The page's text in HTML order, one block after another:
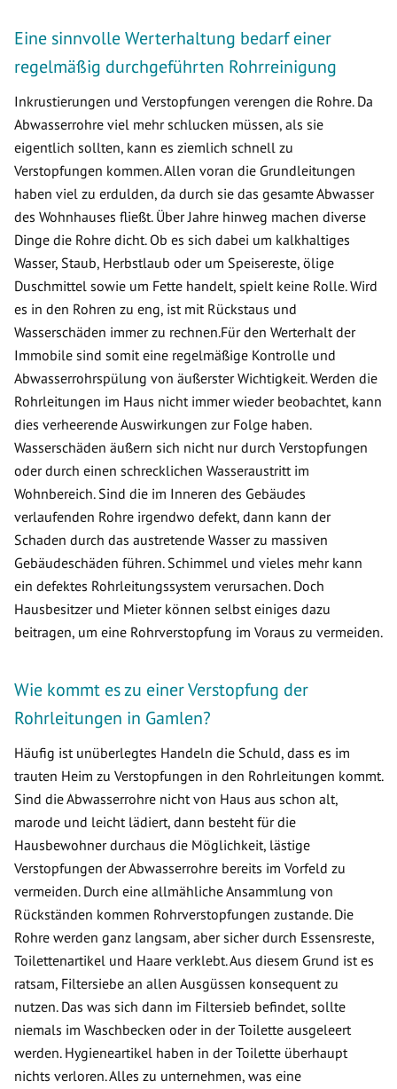
Eine sinnvolle Werterhaltung bedarf einer
regelmäßig durchgeführten Rohrreinigung
Inkrustierungen und Verstopfungen verengen die Rohre. Da
Abwasserrohre viel mehr schlucken müssen, als sie
eigentlich sollten, kann es ziemlich schnell zu
Verstopfungen kommen. Allen voran die Grundleitungen
haben viel zu erdulden, da durch sie das gesamte Abwasser
des Wohnhauses fließt. Über Jahre hinweg machen diverse
Dinge die Rohre dicht. Ob es sich dabei um kalkhaltiges
Wasser, Staub, Herbstlaub oder um Speisereste, ölige
Duschmittel sowie um Fette handelt, spielt keine Rolle. Wird
es in den Rohren zu eng, ist mit Rückstaus und
Wasserschäden immer zu rechnen.Für den Werterhalt der
Immobile sind somit eine regelmäßige Kontrolle und
Abwasserrohrspülung von äußerster Wichtigkeit. Werden die
Rohrleitungen im Haus nicht immer wieder beobachtet, kann
dies verheerende Auswirkungen zur Folge haben.
Wasserschäden äußern sich nicht nur durch Verstopfungen
oder durch einen schrecklichen Wasseraustritt im
Wohnbereich. Sind die im Inneren des Gebäudes
verlaufenden Rohre irgendwo defekt, dann kann der
Schaden durch das austretende Wasser zu massiven
Gebäudeschäden führen. Schimmel und vieles mehr kann
ein defektes Rohrleitungssystem verursachen. Doch
Hausbesitzer und Mieter können selbst einiges dazu
beitragen, um eine Rohrverstopfung im Voraus zu vermeiden.
Wie kommt es zu einer Verstopfung der
Rohrleitungen in Gamlen?
Häufig ist unüberlegtes Handeln die Schuld, dass es im
trauten Heim zu Verstopfungen in den Rohrleitungen kommt.
Sind die Abwasserrohre nicht von Haus aus schon alt,
marode und leicht lädiert, dann besteht für die
Hausbewohner durchaus die Möglichkeit, lästige
Verstopfungen der Abwasserrohre bereits im Vorfeld zu
vermeiden. Durch eine allmähliche Ansammlung von
Rückständen kommen Rohrverstopfungen zustande. Die
Rohre werden ganz langsam, aber sicher durch Essensreste,
Toilettenartikel und Haare verklebt. Aus diesem Grund ist es
ratsam, Filtersiebe an allen Ausgüssen konsequent zu
nutzen. Das was sich dann im Filtersieb befindet, sollte
niemals im Waschbecken oder in der Toilette ausgeleert
werden. Hygieneartikel haben in der Toilette überhaupt
nichts verloren. Alles zu unternehmen, was eine